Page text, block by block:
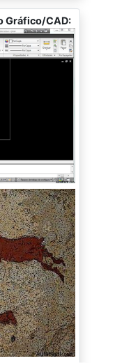
Gráfico/CAD: